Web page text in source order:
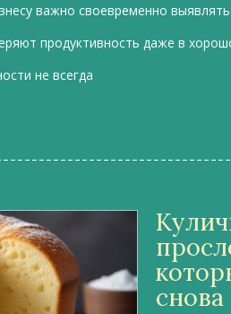
важно своевременно выявлять
продуктивность даже в
не всегда